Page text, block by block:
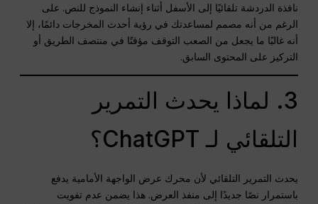
نافذة الدردشة تلقائيًا إلى الأسفل أثناء إنشاء النموذج للنص. على
الرغم من أنه مصمم لمساعدتك في رؤية أحدث المخرجات دائمًا، إلا
أنه غالبًا ما يجعل من الصعب التوقف مؤقتًا في منتصف الطريق أو
التركيز على المحتوى السابق.
3. لماذا يحدث التمرير
التلقائي لـ ChatGPT؟
يحدث التمرير التلقائي لأن محرك عرض الواجهة الأمامية يدفع
باستمرار نصًا جديدًا إلى منفذ العرض. هذا يضمن عدم تفويت